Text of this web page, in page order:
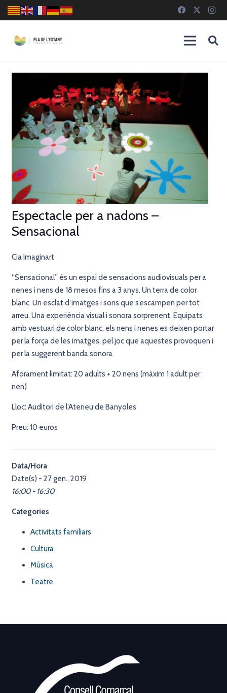
Espectacle per a nadons –
Sensacional
Cia Imaginart
“Sensacional” és un espai de sensacions audiovisuals per a
nenes i nens de 18 mesos fins a 3 anys. Un terra de color
blanc. Un esclat d’imatges i sons que s’escampen per tot
arreu. Una experiència visual i sonora sorprenent. Equipats
amb vestuari de color blanc, els nens i nenes es deixen portar
per la força de les imatges, pel joc que aquestes provoquen i
per la suggerent banda sonora.
Aforament limitat: 20 adults + 20 nens (màxim 1 adult per
nen)
Lloc: Auditori de l’Ateneu de Banyoles
Preu: 10 euros
Data/Hora
Date(s) - 27 gen., 2019
16:00 - 16:30
Categories
Activitats familiars
Cultura
Música
Teatre